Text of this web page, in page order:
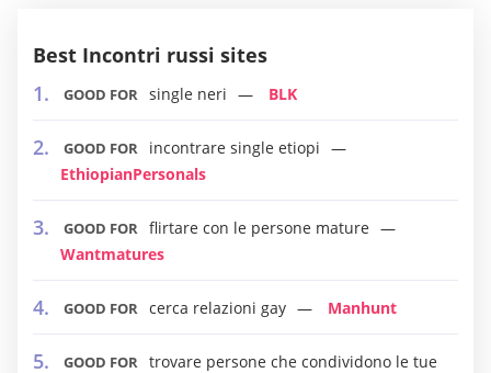
Best Incontri russi sites
GOOD FOR single neri BLK
GOOD FOR
incontrare single etiopi
EthiopianPersonals
GOOD FOR flirtare con le persone mature
Wantmatures
GOOD FOR cerca relazioni gay Manhunt
GOOD FOR trovare persone che condividono le tue